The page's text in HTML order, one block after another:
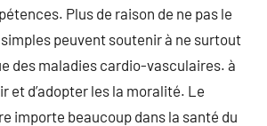
Plus de raison de ne pas le
peuvent soutenir à ne surtout
des maladies cardio-vasculaires. à
et d’adopter les la moralité. Le
importe beaucoup dans la santé du